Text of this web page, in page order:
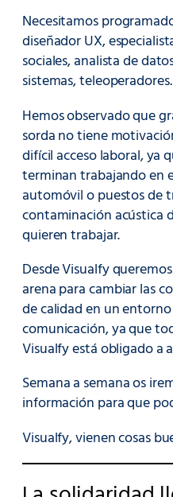
Necesitamos
diseñador UX,
sociales, analista de
sistemas,
Hemos observado que
sorda no tiene
difícil acceso laboral, ya
terminan trabajando en
automóvil o puestos de
contaminación acústica
quieren trabajar.
Desde Visualfy
arena para cambiar las
de calidad en un
comunicación, ya que
Visualfy está obligado a
Semana a semana os
información para que
Visualfy, vienen cosas